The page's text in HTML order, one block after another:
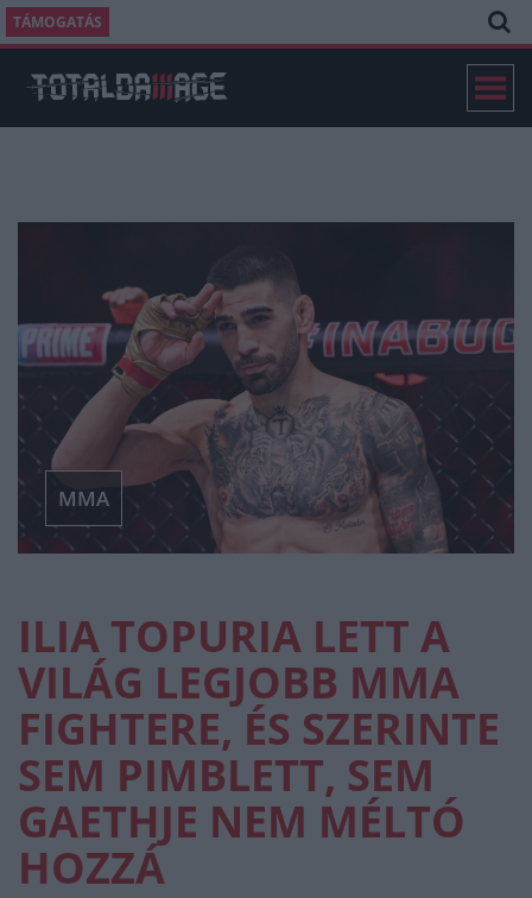
TÁMOGATÁS
MMA
ILIA TOPURIA LETT A
VILÁG LEGJOBB MMA
FIGHTERE, ÉS SZERINTE
SEM PIMBLETT, SEM
GAETHJE NEM MÉLTÓ
HOZZÁ